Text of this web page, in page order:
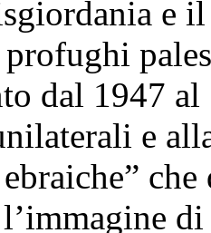
dal 1947
e
ebraiche”